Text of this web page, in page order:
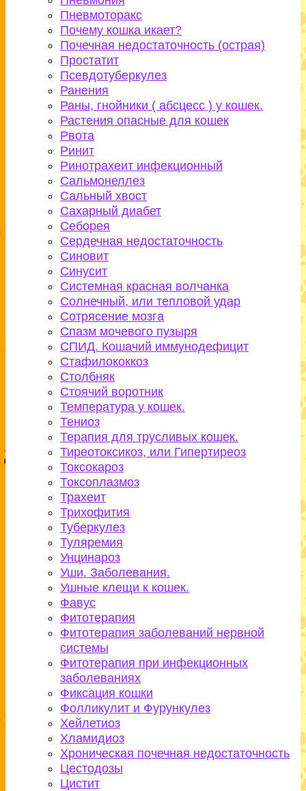
Пневмоторакс
Почему кошка икает?
Почечная недостаточность (острая)
Простатит
Псевдотуберкулез
Ранения
Раны, гнойники ( абсцесс ) у кошек.
Растения опасные для кошек
Рвота
Ринит
Ринотрахеит инфекционный
Сальмонеллез
Сальный хвост
Сахарный диабет
Себорея
Сердечная недостаточность
Синовит
Синусит
Системная красная волчанка
Солнечный, или тепловой удар
Сотрясение мозга
Спазм мочевого пузыря
СПИД. Кошачий иммунодефицит
Стафилококкоз
Столбняк
Стоячий воротник
Температура у кошек.
Тениоз
Терапия для трусливых кошек.
Тиреотоксикоз, или Гипертиреоз
Токсокароз
Токсоплазмоз
Трахеит
Трихофития
Туберкулез
Туляремия
Унцинароз
Уши. Заболевания.
Ушные клещи к кошек.
Фавус
Фитотерапия
Фитотерапия заболеваний нервной
системы
Фитотерапия при инфекционных
заболеваниях
Фиксация кошки
Фолликулит и Фурункулез
Хейлетиоз
Хламидиоз
Хроническая почечная недостаточность
Цестодозы
Цистит